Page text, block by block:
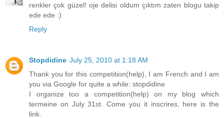
renkler çok güzel! oje delisi oldum çıktım zaten blogu takip
ede ede :)
Reply
Stopdidine July 25, 2010 at 1:18 AM
Thank you for this competition(help), I am French and I am
you via Google for quite a while: stopdidine
I organize too a competition(help) on my blog which
termeine on July 31st. Come you it inscrires, here is the
link.